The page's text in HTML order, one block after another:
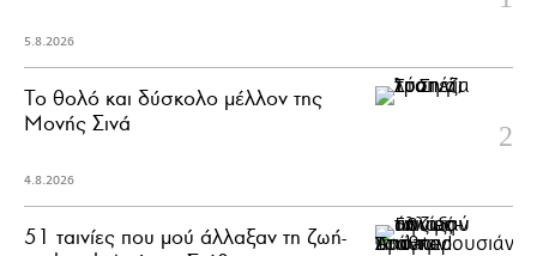
5.8.2026
Το θολό και δύσκολο μέλλον της
Μονής Σινά
4.8.2026
51 ταινίες που μού άλλαξαν τη ζωή-